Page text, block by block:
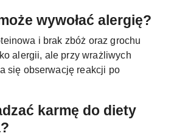
wywołać alergię?
i brak zbóż oraz grochu
alergii, ale przy wrażliwych
się obserwację reakcji po
karmę do diety